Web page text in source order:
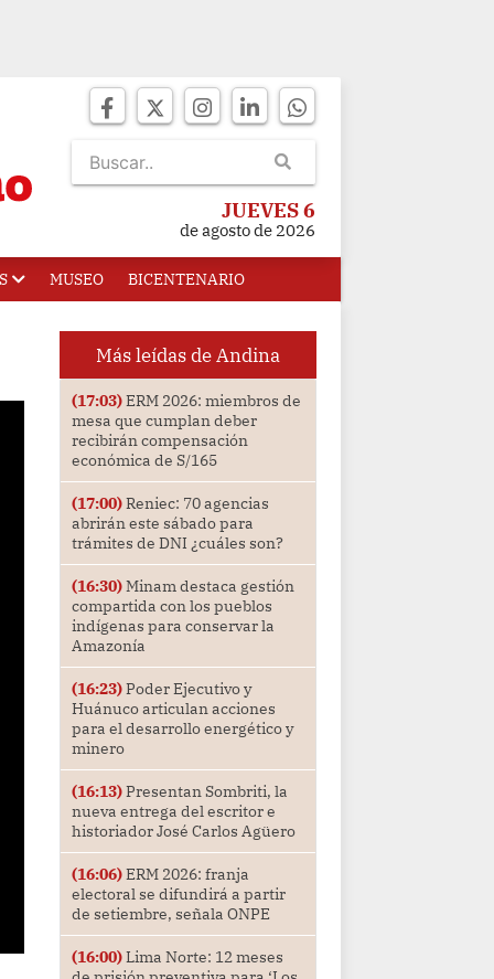
JUEVES 6
de agosto de 2026
MUSEO BICENTENARIO
Más leídas de Andina
(17:03)ERM 2026: miembros de
mesa que cumplan deber
recibirán compensación
económica de S/165
(17:00)Reniec: 70 agencias
abrirán este sábado para
trámites de DNI ¿cuáles son?
(16:30)Minam destaca gestión
compartida con los pueblos
indígenas para conservar la
Amazonía
(16:23)Poder Ejecutivo y
Huánuco articulan acciones
para el desarrollo energético y
minero
(16:13)Presentan Sombriti, la
nueva entrega del escritor e
historiador José Carlos Agüero
(16:06)ERM 2026: franja
electoral se difundirá a partir
de setiembre, señala ONPE
(16:00)Lima Norte: 12 meses